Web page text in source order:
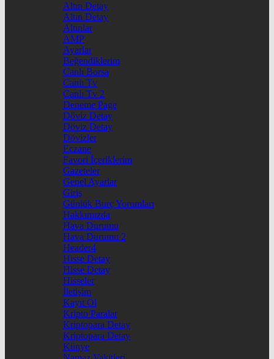
Altın Detay
Altın Detay
Altınlar
AMP
Ayarlar
Beğendiklerim
Canlı Borsa
Canlı Tv
Canlı Tv 2
Deneme Page
Döviz Detay
Döviz Detay
Dövizler
Eczane
Favori İçeriklerim
Gazeteler
Genel Ayarlar
Giriş
Günlük Burç Yorumları
Hakkımızda
Hava Durumu
Hava Durumu 2
Header4
Hisse Detay
Hisse Detay
Hisseler
İletişim
Kayıt Ol
Kripto Paralar
Kriptopara Detay
Kriptopara Detay
Künye